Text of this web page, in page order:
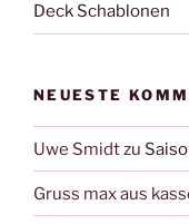
Deck Schablonen
NEUESTE
Uwe Smidtzu
Gruss max aus